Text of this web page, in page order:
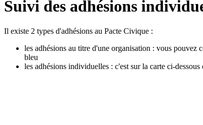
Suivi des adhésions
Il existe 2 types d'adhésions au Pacte Civique :
les adhésions au titre d'une organisation : vous pouvez
bleu
les adhésions individuelles : c'est sur la carte ci-